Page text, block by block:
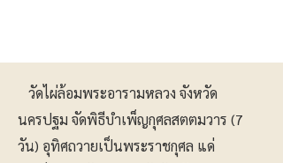
วัดไผ่ล้อมพระอารามหลวง จังหวัด
นครปฐม จัดพิธีบำเพ็ญกุศลสตตมวาร (7
วัน) อุทิศถวายเป็นพระราชกุศล แด่